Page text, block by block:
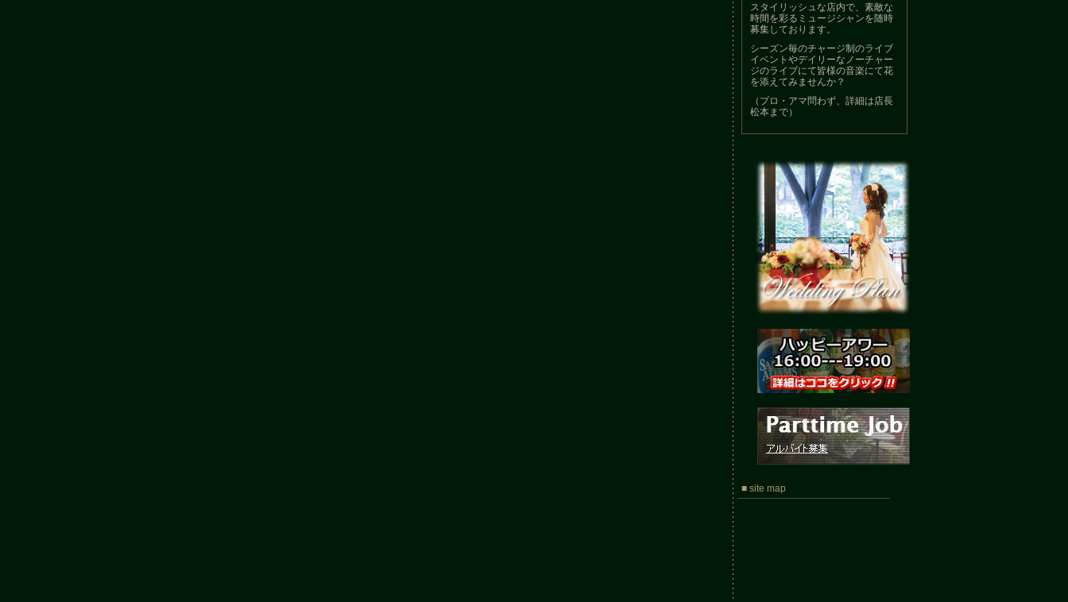
スタイリッシュな店内で、素敵な
時間を彩るミュージシャンを随時
募集しております。
シーズン毎のチャージ制のライブ
イベントやデイリーなノーチャー
ジのライブにて皆様の音楽にて花
を添えてみませんか？
（プロ・アマ問わず、詳細は店長
松本まで）
■ site map